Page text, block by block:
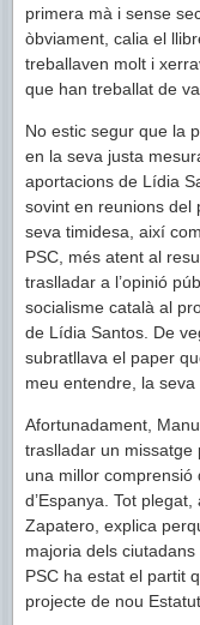
primera mà i sense
òbviament, calia el
treballaven molt i
que han treballat de
No estic segur que la
en la seva justa
aportacions de Lídia
sovint en reunions del
seva timidesa, així
PSC, més atent al
traslladar a l’opinió
socialisme català al
de Lídia Santos. De
subratllava el paper
meu entendre, la
Afortunadament,
traslladar un missatge
una millor
d’Espanya. Tot
Zapatero, explica
majoria dels
PSC ha estat el partit
projecte de nou